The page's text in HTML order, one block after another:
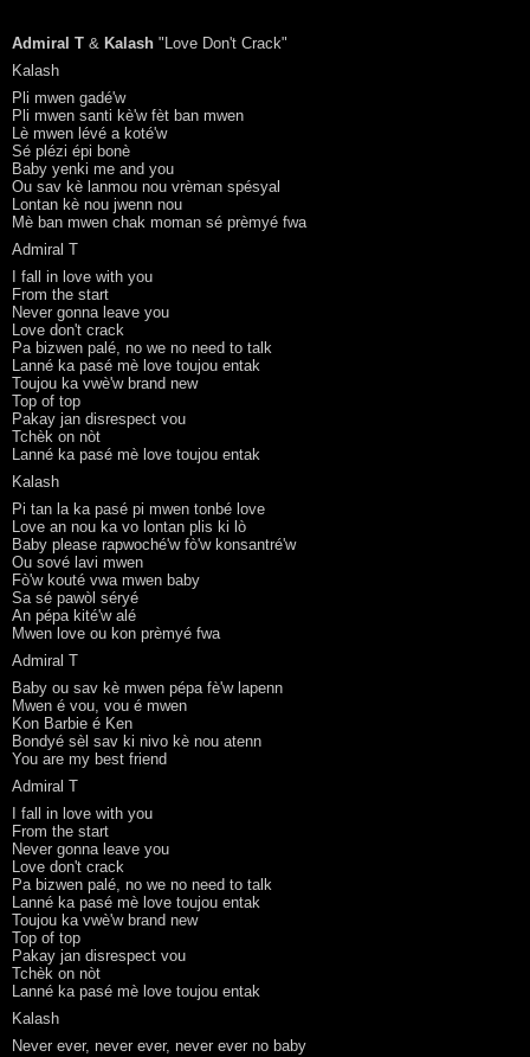
Admiral T & Kalash "Love Don't Crack"
Kalash
Pli mwen gadé'w
Pli mwen santi kè'w fèt ban mwen
Lè mwen lévé a koté'w
Sé plézi épi bonè
Baby yenki me and you
Ou sav kè lanmou nou vrèman spésyal
Lontan kè nou jwenn nou
Mè ban mwen chak moman sé prèmyé fwa
Admiral T
I fall in love with you
From the start
Never gonna leave you
Love don't crack
Pa bizwen palé, no we no need to talk
Lanné ka pasé mè love toujou entak
Toujou ka vwè'w brand new
Top of top
Pakay jan disrespect vou
Tchèk on nòt
Lanné ka pasé mè love toujou entak
Kalash
Pi tan la ka pasé pi mwen tonbé love
Love an nou ka vo lontan plis ki lò
Baby please rapwoché'w fò'w konsantré'w
Ou sové lavi mwen
Fò'w kouté vwa mwen baby
Sa sé pawòl séryé
An pépa kité'w alé
Mwen love ou kon prèmyé fwa
Admiral T
Baby ou sav kè mwen pépa fè'w lapenn
Mwen é vou, vou é mwen
Kon Barbie é Ken
Bondyé sèl sav ki nivo kè nou atenn
You are my best friend
Admiral T
I fall in love with you
From the start
Never gonna leave you
Love don't crack
Pa bizwen palé, no we no need to talk
Lanné ka pasé mè love toujou entak
Toujou ka vwè'w brand new
Top of top
Pakay jan disrespect vou
Tchèk on nòt
Lanné ka pasé mè love toujou entak
Kalash
Never ever, never ever, never ever no baby